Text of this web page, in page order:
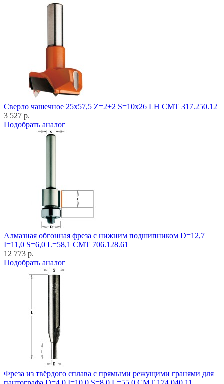
Cверло чашечное 25x57,5 Z=2+2 S=10x26 LH CMT 317.250.12
3 527 р.
Подобрать аналог
Алмазная обгонная фреза с нижним подшипником D=12,7
I=11,0 S=6,0 L=58,1 CMT 706.128.61
12 773 р.
Подобрать аналог
Фреза из твёрдого сплава с прямыми режущими гранями для